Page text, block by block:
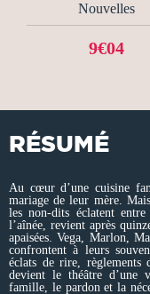
Nouvelles
9€04
RÉSUMÉ
Au cœur d’une cuisine
mariage de leur mère.
les non-dits éclatent
l’aînée, revient après
apaisées. Vega, Marlon,
confrontent à leurs
éclats de rire, règlements
devient le théâtre d’une
famille, le pardon et la